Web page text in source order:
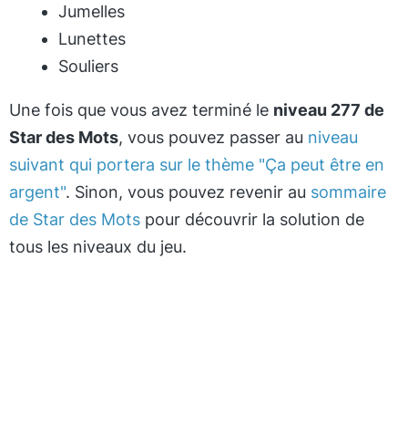
Jumelles
Lunettes
Souliers
Une fois que vous avez terminé le niveau 277 de
Star des Mots, vous pouvez passer au niveau
suivant qui portera sur le thème "Ça peut être en
argent". Sinon, vous pouvez revenir au sommaire
de Star des Mots pour découvrir la solution de
tous les niveaux du jeu.